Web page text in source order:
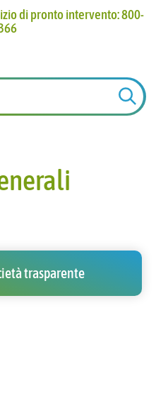
di pronto intervento: 800-
trasparente